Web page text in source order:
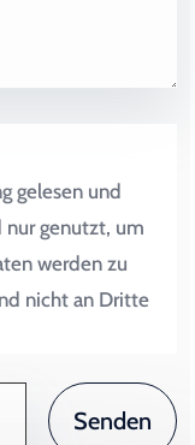
gelesen und
genutzt, um
werden zu
nicht an Dritte
Senden